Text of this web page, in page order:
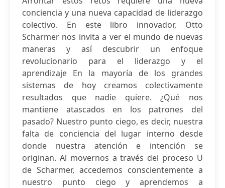
conciencia y una nueva capacidad de liderazgo
colectivo. En este libro innovador, Otto
Scharmer nos invita a ver el mundo de nuevas
maneras y así descubrir un enfoque
revolucionario para el liderazgo y el
aprendizaje En la mayoría de los grandes
sistemas de hoy creamos colectivamente
resultados que nadie quiere. ¿Qué nos
mantiene atascados en los patrones del
pasado? Nuestro punto ciego, es decir, nuestra
falta de conciencia del lugar interno desde
donde nuestra atención e intención se
originan. Al movernos a través del proceso U
de Scharmer, accedemos conscientemente a
nuestro punto ciego y aprendemos a